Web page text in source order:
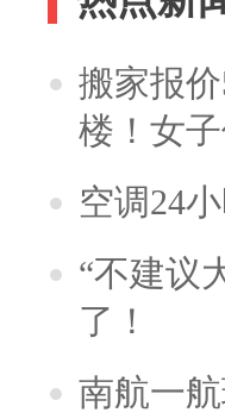
搬家报
楼！女
空调24
“不建议
了！
南航一